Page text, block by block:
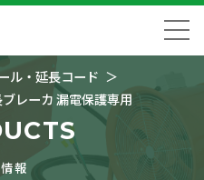
ル・延長コード
レーカ 漏電保護専用
報